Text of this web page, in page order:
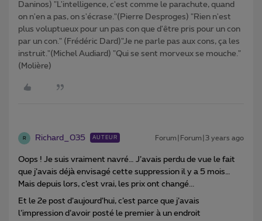
Daninos) "L'intelligence, c'est comme le parachute, quand
on n'en a pas, on s'écrase."(Pierre Desproges) "Rien n'est
plus voluptueux pour un pas con que d'être pris pour un con
par un con." (Frédéric Dard)"Je ne parle pas aux cons, ça les
instruit."(Michel Audiard) "Qui se sent morveux se mouche."
(Molière)
R Richard_035 AUTEUR Forum|Forum|3 years ago
Oops ! Je suis vraiment navré… J’avais perdu de vue le fait
que j’avais déjà envisagé cette suppression il y a 5 mois…
Mais depuis lors, c’est vrai, les prix ont changé...
Et le 2e post d’aujourd’hui, c’est parce que j’avais
l’impression d’avoir posté le premier à un endroit